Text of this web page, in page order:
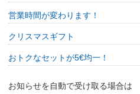
営業時間が変わります！
クリスマスギフト
おトクなセットが5€均一！
お知らせを自動で受け取る場合は